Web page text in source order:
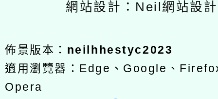
網站設計：Neil網站設
佈景版本： neilhhestyc2023
適用瀏覽器：Edge、Google、
Opera